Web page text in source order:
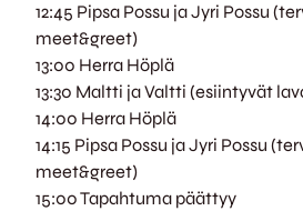
12:45 Pipsa Possu ja Jyri Possu
meet&greet)
13:00 Herra Höplä
13:30 Maltti ja Valtti (esiintyvät
14:00 Herra Höplä
14:15 Pipsa Possu ja Jyri Possu
meet&greet)
15:00 Tapahtuma päättyy